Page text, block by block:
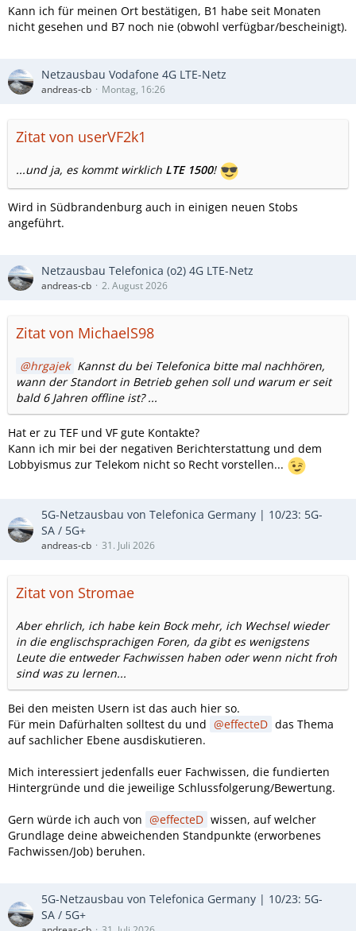
Kann ich für meinen Ort bestätigen, B1 habe seit Monaten
nicht gesehen und B7 noch nie (obwohl verfügbar/bescheinigt).
Netzausbau Vodafone 4G LTE-Netz
andreas-cb Montag, 16:26
Zitat von userVF2k1
...und ja, es kommt wirklich LTE 1500!
Wird in Südbrandenburg auch in einigen neuen Stobs
angeführt.
Netzausbau Telefonica (o2) 4G LTE-Netz
andreas-cb 2. August 2026
Zitat von MichaelS98
hrgajek Kannst du bei Telefonica bitte mal nachhören,
wann der Standort in Betrieb gehen soll und warum er seit
bald 6 Jahren offline ist? ...
Hat er zu TEF und VF gute Kontakte?
Kann ich mir bei der negativen Berichterstattung und dem
Lobbyismus zur Telekom nicht so Recht vorstellen...
5G-Netzausbau von Telefonica Germany | 10/23: 5G-
SA / 5G+
andreas-cb 31. Juli 2026
Zitat von Stromae
Aber ehrlich, ich habe kein Bock mehr, ich Wechsel wieder
in die englischsprachigen Foren, da gibt es wenigstens
Leute die entweder Fachwissen haben oder wenn nicht froh
sind was zu lernen...
Bei den meisten Usern ist das auch hier so.
Für mein Dafürhalten solltest du und
effecteD das Thema
auf sachlicher Ebene ausdiskutieren.
Mich interessiert jedenfalls euer Fachwissen, die fundierten
Hintergründe und die jeweilige Schlussfolgerung/Bewertung.
Gern würde ich auch von effecteD wissen, auf welcher
Grundlage deine abweichenden Standpunkte (erworbenes
Fachwissen/Job) beruhen.
5G-Netzausbau von Telefonica Germany | 10/23: 5G-
SA / 5G+